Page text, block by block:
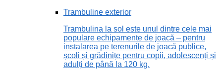
Trambuline exterior
Trambulina la sol este unul dintre cele mai
populare echipamente de joacă – pentru
instalarea pe terenurile de joacă publice,
școli și grădinițe pentru copii, adolescenți și
adulți de până la 120 kg.